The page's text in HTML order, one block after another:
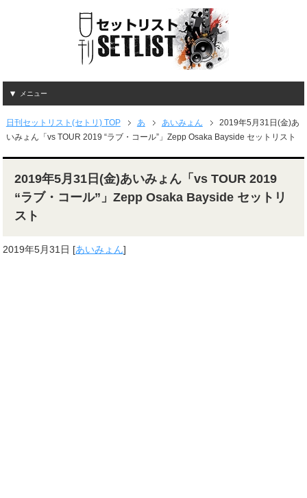
メニュー
日刊セットリスト(セトリ) TOP あ あいみょん
2019年5月31日(金)あ
いみょん「vs TOUR 2019 “ラブ・コール”」Zepp Osaka Bayside セットリスト
2019年5月31日(金)あいみょん「vs TOUR 2019
“ラブ・コール”」Zepp Osaka Bayside セットリ
スト
2019年5月31日 [あいみょん]